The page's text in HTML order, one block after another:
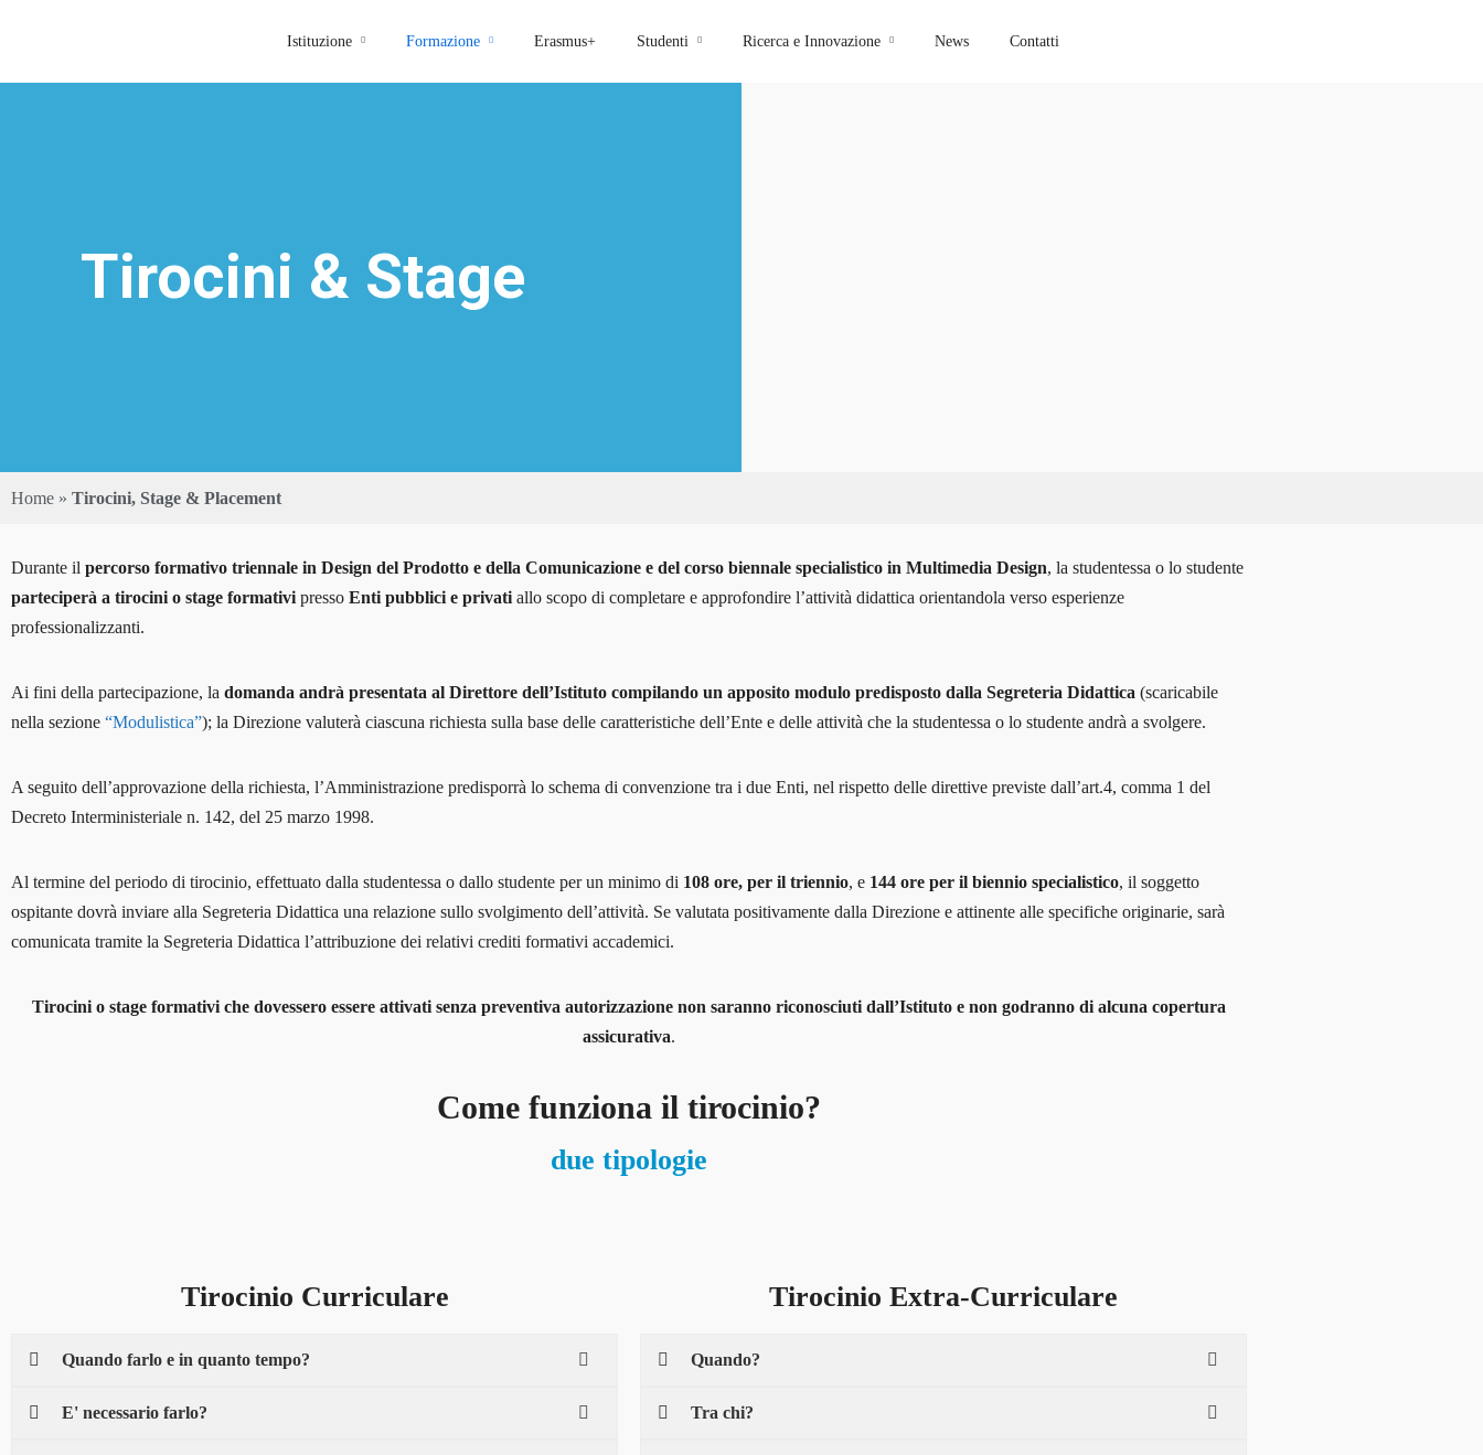
Istituzione Formazione Erasmus+ Studenti Ricerca e Innovazione News Contatti
Tirocini & Stage
Home » Tirocini, Stage & Placement
Durante il percorso formativo triennale in Design del Prodotto e della Comunicazione e del corso biennale specialistico in Multimedia Design, la studentessa o lo studente
parteciperà a tirocini o stage formativi presso Enti pubblici e privati allo scopo di completare e approfondire l’attività didattica orientandola verso esperienze
professionalizzanti.
Ai fini della partecipazione, la domanda andrà presentata al Direttore dell’Istituto compilando un apposito modulo predisposto dalla Segreteria Didattica (scaricabile
nella sezione “Modulistica”); la Direzione valuterà ciascuna richiesta sulla base delle caratteristiche dell’Ente e delle attività che la studentessa o lo studente andrà a svolgere.
A seguito dell’approvazione della richiesta, l’Amministrazione predisporrà lo schema di convenzione tra i due Enti, nel rispetto delle direttive previste dall’art.4, comma 1 del
Decreto Interministeriale n. 142, del 25 marzo 1998.
Al termine del periodo di tirocinio, effettuato dalla studentessa o dallo studente per un minimo di 108 ore, per il triennio, e 144 ore per il biennio specialistico, il soggetto
ospitante dovrà inviare alla Segreteria Didattica una relazione sullo svolgimento dell’attività. Se valutata positivamente dalla Direzione e attinente alle specifiche originarie, sarà
comunicata tramite la Segreteria Didattica l’attribuzione dei relativi crediti formativi accademici.
Tirocini o stage formativi che dovessero essere attivati senza preventiva autorizzazione non saranno riconosciuti dall’Istituto e non godranno di alcuna copertura
assicurativa.
Come funziona il tirocinio?
due tipologie
Tirocinio Curriculare
Quando farlo e in quanto tempo?
E' necessario farlo?
Tirocinio Extra-Curriculare
Quando?
Tra chi?
admin_isia
0 Courses